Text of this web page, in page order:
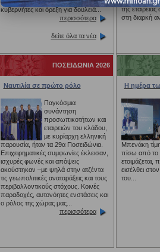
κυβερνήτες και όρεξη για δουλειά...
περισσότερα
δείτε όλα τα νέα
της
στη διαρκή
ΠΟΣΕΙΔΩΝΙΑ 2026
Ναυτιλία σε πρώτο ρόλο
Παγκόσμια
συνάντηση
προσωπικοτήτων και
εταιρειών του κλάδου,
με κυρίαρχη ελληνική
παρουσία, ήταν τα 29α Ποσειδώνια.
Επιχειρηματικές συμφωνίες έκλεισαν,
ισχυρές φωνές και απόψεις
ακούστηκαν –με ψηλά στην ατζέντα
τις γεωπολιτικές αναταράξεις και τους
περιβαλλοντικούς στόχους. Κοινές
παραδοχές, αυτονόητες ενστάσεις και
ο ρόλος της χώρας μας...
περισσότερα
Η ημέρα
Μπενάκη
πίσω από το
εισέλθει
του...